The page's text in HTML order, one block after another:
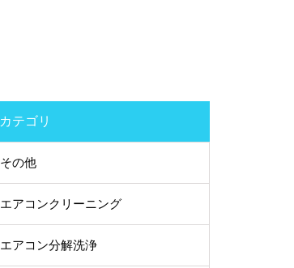
カテゴリ
その他
エアコンクリーニング
エアコン分解洗浄